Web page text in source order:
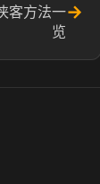
客方法一
览
→